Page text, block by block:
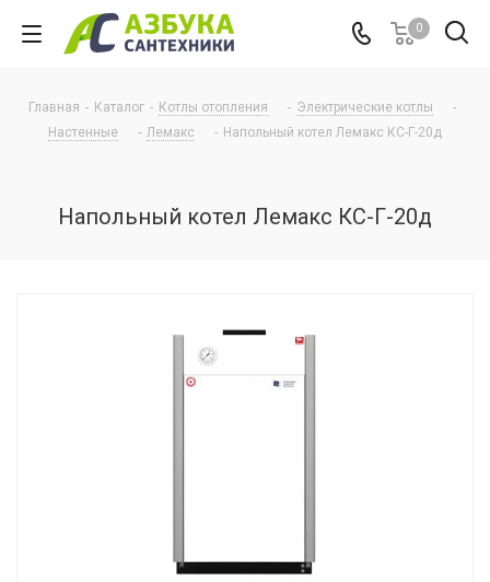
0
Главная - Каталог - Котлы отопления - Электрические котлы
-
Настенные
- Лемакс - Напольный котел Лемакс КС-Г-20д
Напольный котел Лемакс КС-Г-20д